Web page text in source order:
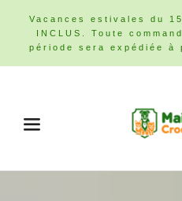
Vacances estivales du
INCLUS. Toute
période sera expédiée à